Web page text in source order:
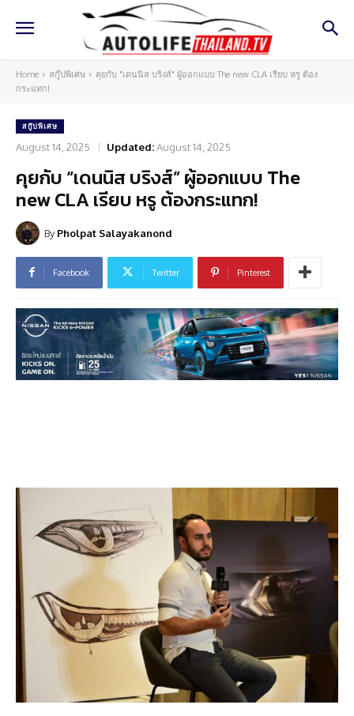
Home สกู๊ปพิเศษ
คุยกับ "เดนนิส บริงส์" ผู้ออกแบบ The new CLA เรียบ หรู ต้อง
กระแทก!
สกู๊ปพิเศษ
August 14, 2025 Updated:August 14, 2025
คุยกับ “เดนนิส บริงส์” ผู้ออกแบบ The
new CLA เรียบ หรู ต้องกระแทก!
By Pholpat Salayakanond
Facebook Twitter Pinterest